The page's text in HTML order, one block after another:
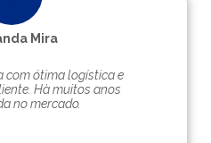
Mira
com ótima logística e
Hà muitos anos
no mercado.